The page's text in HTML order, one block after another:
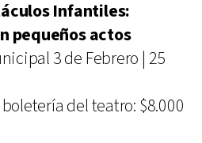
Infantiles:
pequeños actos
3 de Febrero | 25
del teatro: $8.000